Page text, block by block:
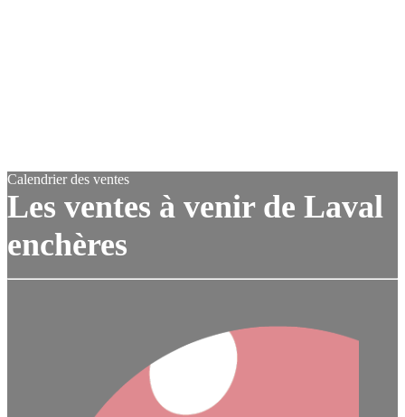
Calendrier des ventes
Les ventes à venir de Laval
enchères